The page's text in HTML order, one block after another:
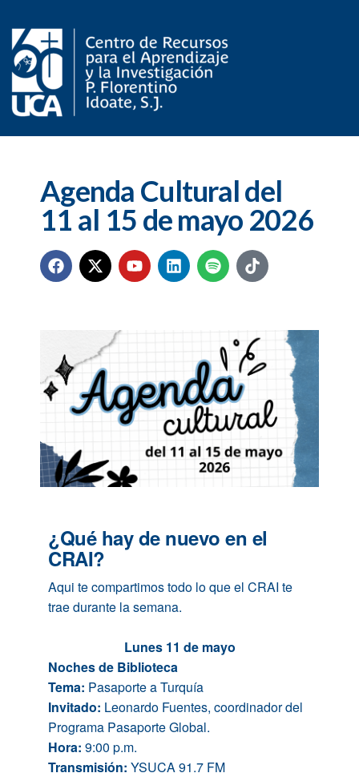
Agenda Cultural del
11 al 15 de mayo 2026
¿Qué hay de nuevo en el
CRAI?
Aqui te compartimos todo lo que el CRAI te
trae durante la semana.
Lunes 11 de mayo
Noches de Biblioteca
Tema: Pasaporte a Turquía
Invitado: Leonardo Fuentes, coordinador del
Programa Pasaporte Global.
Hora: 9:00 p.m.
Transmisión: YSUCA 91.7 FM